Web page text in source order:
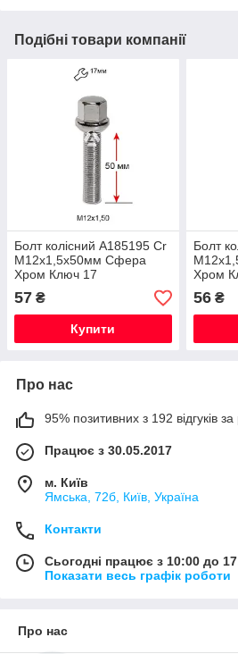
Подібні товари компанії
Болт колісний A185195 Cr
М12х1,5х50мм Сфера
Хром Ключ 17
57 ₴
Купити
Болт
Хром
56₴
Про нас
95% позитивних з 192 відгуків за
Працює з 30.05.2017
м. Київ
Ямська, 72б, Київ, Україна
Контакти
Сьогодні працює з 10:00 до
Показати весь графік роботи
Про нас